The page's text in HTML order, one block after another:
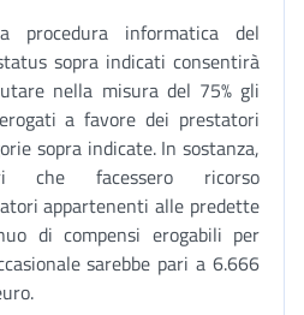
procedura informatica del
sopra indicati consentirà
nella misura del 75% gli
a favore dei prestatori
sopra indicate. In sostanza,
che facessero ricorso
appartenenti alle predette
di compensi erogabili per
sarebbe pari a 6.666